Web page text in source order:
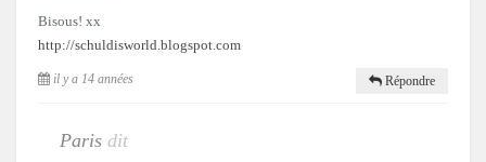
Bisous! xx
http://schuldisworld.blogspot.com
il y a 14 années Répondre
Paris dit